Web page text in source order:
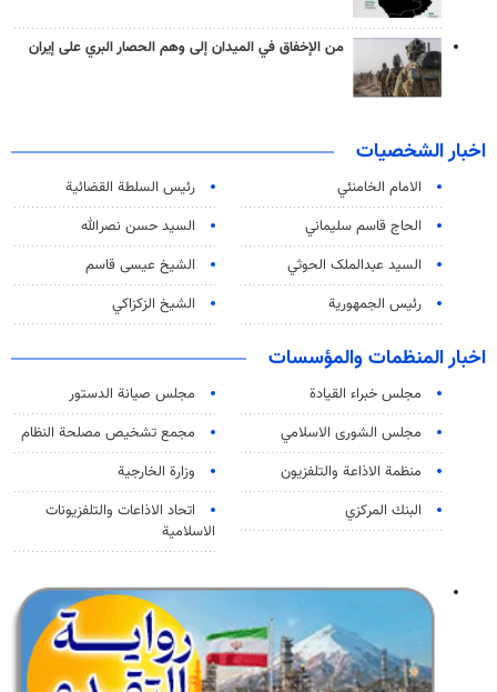
من الإخفاق في الميدان إلى وهم الحصار البري على إيران
اخبار الشخصيات
الامام الخامنئي
رئیس السلطة القضائیة
الحاج قاسم سليماني
السيد حسن نصرالله
السید عبدالملک الحوثي
الشيخ عيسى قاسم
رئيس الجمهورية
الشيخ الزكزاكي
اخبار المنظمات والمؤسسات
مجلس خبراء القيادة
مجلس صيانة الدستور
مجلس الشورى الاسلامي
مجمع تشخيص مصلحة النظام
منظمة الاذاعة والتلفزیون
وزارة الخارجية
البنك المركزي
اتحاد الاذاعات والتلفزيونات
الاسلامية